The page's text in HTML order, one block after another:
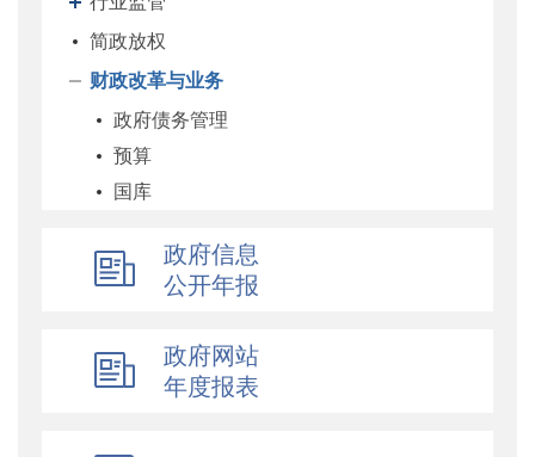
简政放权
财政改革与业务
政府债务管理
预算
国库
科教和文化
农业农村
自然资源和生态环境
政府信息
公开年报
政府网站
年度报表